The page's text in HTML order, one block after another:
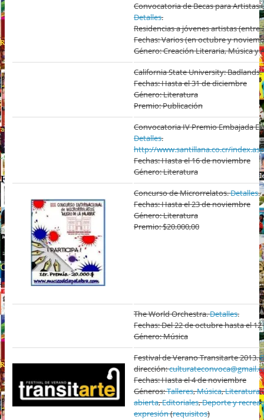
Convocatoria de Becas para Artistas
Detalles.
Residencias a jóvenes artistas (entre
Fechas: Varios (en octubre y
Género: Creación Literaria, Música y
California State University: Badlands.
Fechas: Hasta el 31 de diciembre
Género: Literatura
Premio: Publicación
Convocatoria IV Premio Embajada
Detalles.
http://www.santillana.co.cr/
Fechas: Hasta el 16 de noviembre
Género: Literatura
Concurso de Microrrelatos.Detalles.
Fechas: Hasta el 23 de noviembre
Género: Literatura
Premio: $20.000,00
The World Orchestra.Detalles.
Fechas: Del 22 de octubre hasta el
Género: Música
Festival de Verano Transitarte 2013.
dirección:
Fechas: Hasta el 4 de noviembre
Géneros:Talleres,Música,Literatura,
abierta,Editoriales,Deporte y
expresión(requisitos)